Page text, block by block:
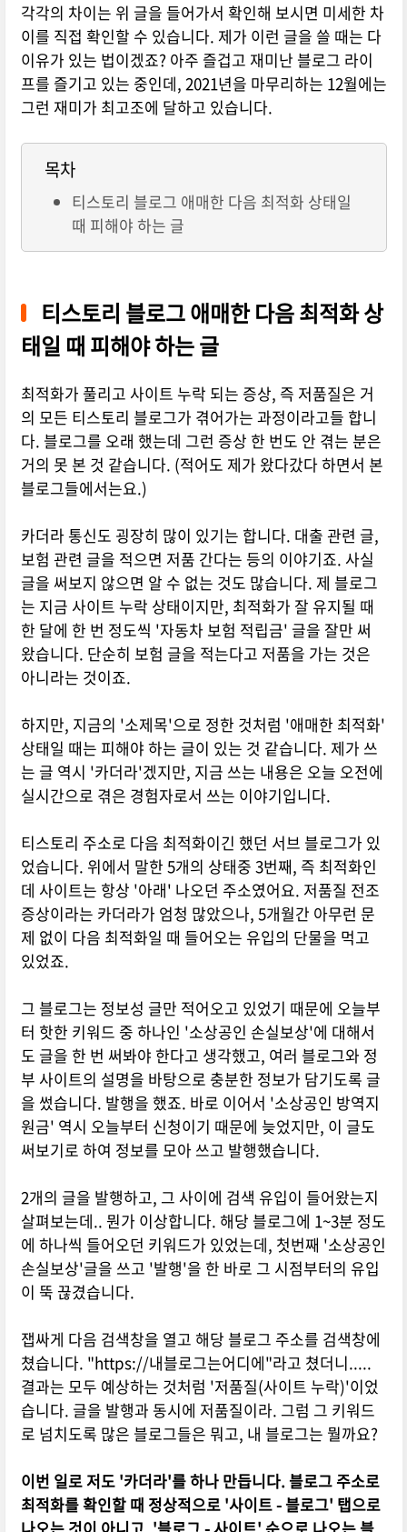
각각의 차이는 위 글을 들어가서 확인해 보시면 미세한 차
이를 직접 확인할 수 있습니다. 제가 이런 글을 쓸 때는 다
이유가 있는 법이겠죠? 아주 즐겁고 재미난 블로그 라이
프를 즐기고 있는 중인데, 2021년을 마무리하는 12월에는
그런 재미가 최고조에 달하고 있습니다.
목차
티스토리 블로그 애매한 다음 최적화 상태일
때 피해야 하는 글
티스토리 블로그 애매한 다음 최적화 상
태일 때 피해야 하는 글
최적화가 풀리고 사이트 누락 되는 증상, 즉 저품질은 거
의 모든 티스토리 블로그가 겪어가는 과정이라고들 합니
다. 블로그를 오래 했는데 그런 증상 한 번도 안 겪는 분은
거의 못 본 것 같습니다. (적어도 제가 왔다갔다 하면서 본
블로그들에서는요.)
카더라 통신도 굉장히 많이 있기는 합니다. 대출 관련 글,
보험 관련 글을 적으면 저품 간다는 등의 이야기죠. 사실
글을 써보지 않으면 알 수 없는 것도 많습니다. 제 블로그
는 지금 사이트 누락 상태이지만, 최적화가 잘 유지될 때
한 달에 한 번 정도씩 '자동차 보험 적립금' 글을 잘만 써
왔습니다. 단순히 보험 글을 적는다고 저품을 가는 것은
아니라는 것이죠.
하지만, 지금의 '소제목'으로 정한 것처럼 '애매한 최적화'
상태일 때는 피해야 하는 글이 있는 것 같습니다. 제가 쓰
는 글 역시 '카더라'겠지만, 지금 쓰는 내용은 오늘 오전에
실시간으로 겪은 경험자로서 쓰는 이야기입니다.
티스토리 주소로 다음 최적화이긴 했던 서브 블로그가 있
었습니다. 위에서 말한 5개의 상태중 3번째, 즉 최적화인
데 사이트는 항상 '아래' 나오던 주소였어요. 저품질 전조
증상이라는 카더라가 엄청 많았으나, 5개월간 아무런 문
제 없이 다음 최적화일 때 들어오는 유입의 단물을 먹고
있었죠.
그 블로그는 정보성 글만 적어오고 있었기 때문에 오늘부
터 핫한 키워드 중 하나인 '소상공인 손실보상'에 대해서
도 글을 한 번 써봐야 한다고 생각했고, 여러 블로그와 정
부 사이트의 설명을 바탕으로 충분한 정보가 담기도록 글
을 썼습니다. 발행을 했죠. 바로 이어서 '소상공인 방역지
원금' 역시 오늘부터 신청이기 때문에 늦었지만, 이 글도
써보기로 하여 정보를 모아 쓰고 발행했습니다.
2개의 글을 발행하고, 그 사이에 검색 유입이 들어왔는지
살펴보는데.. 뭔가 이상합니다. 해당 블로그에 1~3분 정도
에 하나씩 들어오던 키워드가 있었는데, 첫번째 '소상공인
손실보상'글을 쓰고 '발행'을 한 바로 그 시점부터의 유입
이 뚝 끊겼습니다.
잽싸게 다음 검색창을 열고 해당 블로그 주소를 검색창에
쳤습니다. "https://내블로그는어디에"라고 쳤더니.....
결과는 모두 예상하는 것처럼 '저품질(사이트 누락)'이었
습니다. 글을 발행과 동시에 저품질이라. 그럼 그 키워드
로 넘치도록 많은 블로그들은 뭐고, 내 블로그는 뭘까요?
이번 일로 저도 '카더라'를 하나 만듭니다. 블로그 주소로
최적화를 확인할 때 정상적으로 '사이트 - 블로그' 탭으로